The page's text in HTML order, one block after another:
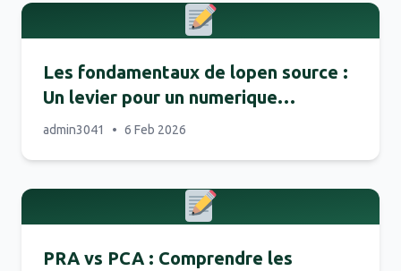
Les fondamentaux de lopen source :
Un levier pour un numerique
responsable
admin3041 • 6 Feb 2026
PRA vs PCA : Comprendre les